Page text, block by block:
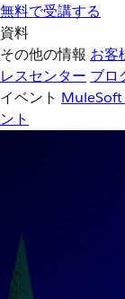
無料で受講する
資料
その他の情報 お客
レスセンター ブロ
イベント MuleSoft
ント